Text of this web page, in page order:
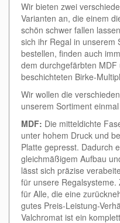
Wir bieten zwei
Varianten an, die einem
schön schwer fallen
sich ihr Regal in unserem
bestellen, finden auch
dem durchgefärbten
beschichteten Birke-
Wir wollen die
unserem Sortiment
MDF: Die mitteldichte
unter hohem Druck und
Platte gepresst. Dadurch
gleichmäßigem Aufbau
lässt sich präzise
für unsere
für Alle, die eine
gutes Preis-Leistung-
Valchromat ist ein